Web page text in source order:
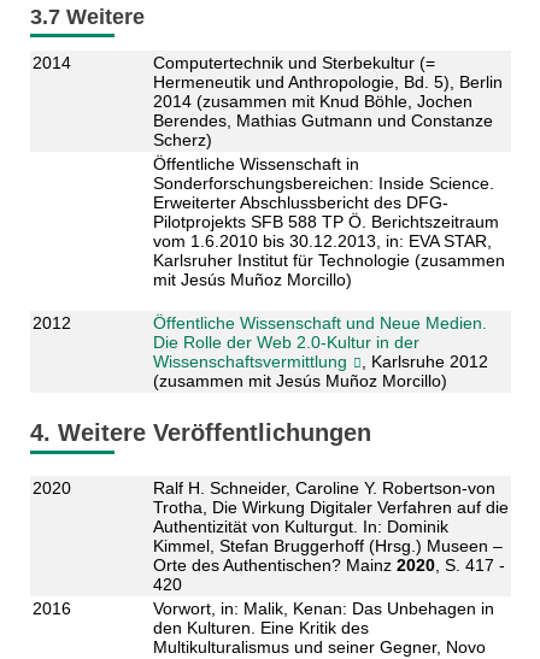
3.7 Weitere
2014
Computertechnik und Sterbekultur (=
Hermeneutik und Anthropologie, Bd. 5), Berlin
2014 (zusammen mit Knud Böhle, Jochen
Berendes, Mathias Gutmann und Constanze
Scherz)
Öffentliche Wissenschaft in
Sonderforschungsbereichen: Inside Science.
Erweiterter Abschlussbericht des DFG-
Pilotprojekts SFB 588 TP Ö. Berichtszeitraum
vom 1.6.2010 bis 30.12.2013, in: EVA STAR,
Karlsruher Institut für Technologie (zusammen
mit Jesús Muñoz Morcillo)
2012
Öffentliche Wissenschaft und Neue Medien.
Die Rolle der Web 2.0-Kultur in der
Wissenschaftsvermittlung
, Karlsruhe 2012
(zusammen mit Jesús Muñoz Morcillo)
4. Weitere Veröffentlichungen
2020
Ralf H. Schneider, Caroline Y. Robertson-von
Trotha, Die Wirkung Digitaler Verfahren auf die
Authentizität von Kulturgut. In: Dominik
Kimmel, Stefan Bruggerhoff (Hrsg.) Museen –
Orte des Authentischen? Mainz 2020, S. 417 -
420
2016
Vorwort, in: Malik, Kenan: Das Unbehagen in
den Kulturen. Eine Kritik des
Multikulturalismus und seiner Gegner, Novo